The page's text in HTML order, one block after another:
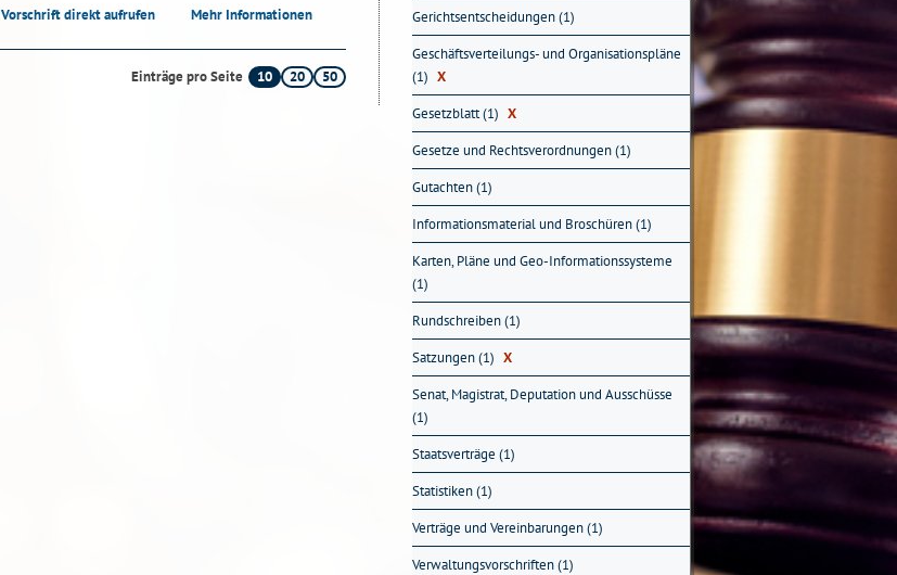
Vorschrift direkt aufrufen Mehr Informationen
Einträge pro Seite 10 20 50
Gerichtsentscheidungen (1)
Geschäftsverteilungs- und Organisationspläne
(1) X
Gesetzblatt (1) X
Gesetze und Rechtsverordnungen (1)
Gutachten (1)
Informationsmaterial und Broschüren (1)
Karten, Pläne und Geo-Informationssysteme
(1)
Rundschreiben (1)
Satzungen (1) X
Senat, Magistrat, Deputation und Ausschüsse
(1)
Staatsverträge (1)
Statistiken (1)
Verträge und Vereinbarungen (1)
Verwaltungsvorschriften (1)